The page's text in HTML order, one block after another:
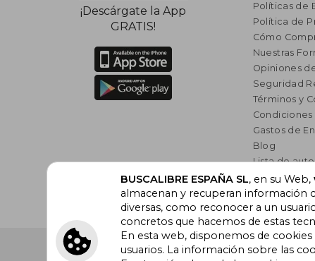
¡Descárgate la App
GRATIS!
Políticas de
Política de
Cómo
Nuestras
Opiniones
Seguridad
Términos y
Condiciones
Gastos de
Blog
Lista de
Incentivo a
Libros
Buscalibre España . Calle Energía, 65, Nave 3
BUSCALIBRE ESPAÑA SL, en su Web,
almacenan y recuperan información
diversas, como reconocer a un
concretos que hacemos de estas
En esta web, disponemos de
usuarios. La información sobre las